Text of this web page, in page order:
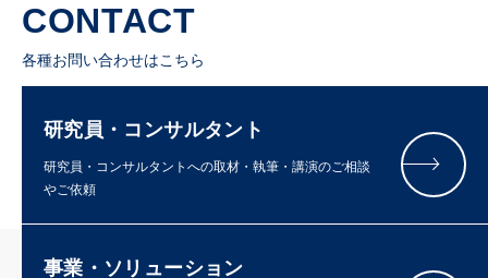
CONTACT
各種お問い合わせはこちら
研究員・コンサルタント
研究員・コンサルタントへの取材・執筆・講演のご相談
やご依頼
事業・ソリューション